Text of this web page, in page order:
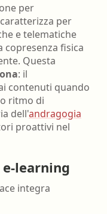
per
per
e telematiche
copresenza fisica
Questa
: il
contenuti quando
ritmo di
dell'andragogia
proattivi nel
learning
integra